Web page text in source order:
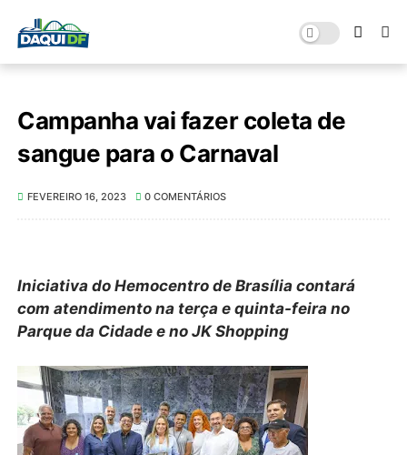
Campanha vai fazer coleta de
sangue para o Carnaval
FEVEREIRO 16, 2023 0 COMENTÁRIOS
Iniciativa do Hemocentro de Brasília contará
com atendimento na terça e quinta-feira no
Parque da Cidade e no JK Shopping